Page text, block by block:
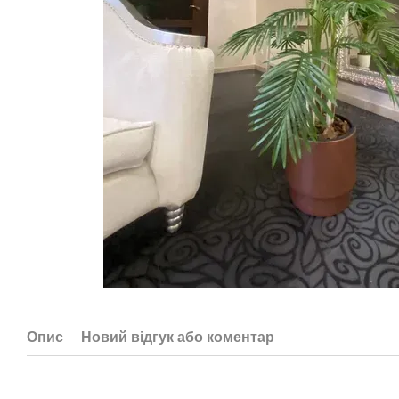
Опис Новий відгук або коментар